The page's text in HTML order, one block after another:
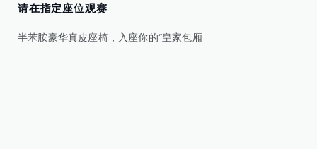
请在指定座位观赛
半苯胺豪华真皮座椅，入座你的“皇家包厢